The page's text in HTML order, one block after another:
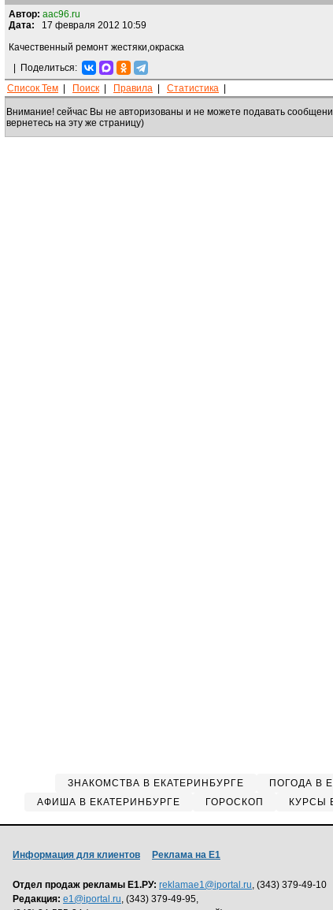
Автор: aac96.ru
Дата: 17 февраля 2012 10:59
Качественный ремонт жестяки,окраска
Поделиться:
Список Тем
Поиск Правила Статистика
Внимание! сейчас Вы не авторизованы и не можете подавать
вернетесь на эту же страницу)
ЗНАКОМСТВА В ЕКАТЕРИНБУРГЕ ПОГОДА В
АФИША В ЕКАТЕРИНБУРГЕ
ГОРОСКОП КУРСЫ
Информация для клиентов Реклама на Е1
Отдел продаж рекламы Е1.РУ: reklamae1@iportal.ru, (343) 379-49-10
Редакция: e1@iportal.ru, (343) 379-49-95,